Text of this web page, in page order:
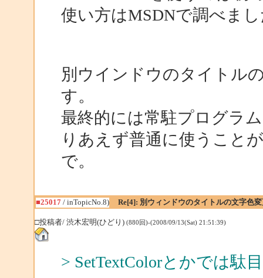
使い方はMSDNで調べま
別ウインドウのタイトル
す。
最終的には常駐プログラ
りあえず普通に使うこと
で。
■25017/ inTopicNo.8) Re[4]: 別ウィンドウのタイトルの文字色変
□投稿者/ 渋木宏明(ひどり) (880回)-(2008/09/13(Sat) 21:51:39)
> SetTextColorとかでは駄